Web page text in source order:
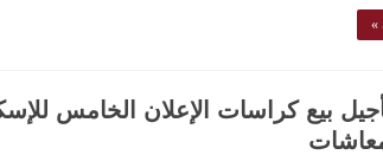
»
بيع كراسات الإعلان الخامس